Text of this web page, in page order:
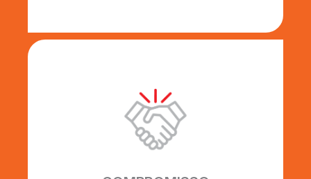
COMPROMISSO
Todos os nossos prazos são
cumpridos inteiramente,
confiança com nossos clientes.